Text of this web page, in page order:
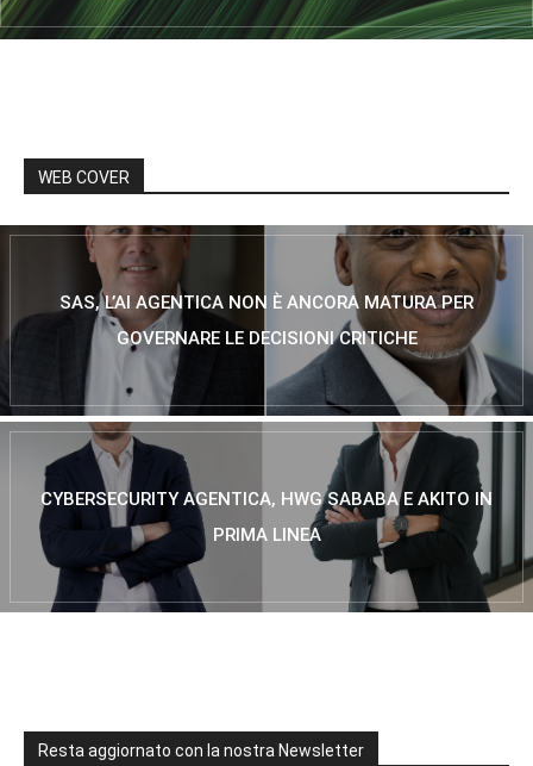
WEB COVER
SAS, L’AI AGENTICA NON È ANCORA MATURA PER
GOVERNARE LE DECISIONI CRITICHE
CYBERSECURITY AGENTICA, HWG SABABA E AKITO IN
PRIMA LINEA
Resta aggiornato con la nostra Newsletter